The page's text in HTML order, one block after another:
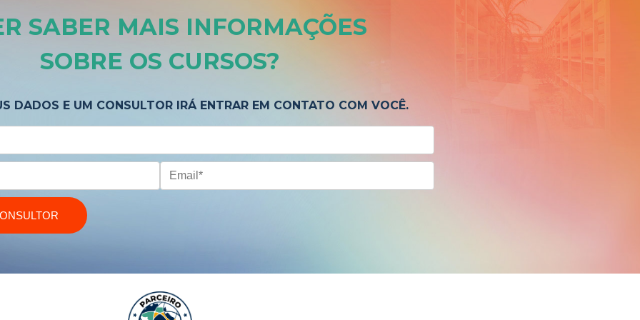
SABER MAIS INFORMAÇÕES
SOBRE OS CURSOS?
DADOS E UM CONSULTOR IRÁ ENTRAR EM CONTATO COM VOCÊ.